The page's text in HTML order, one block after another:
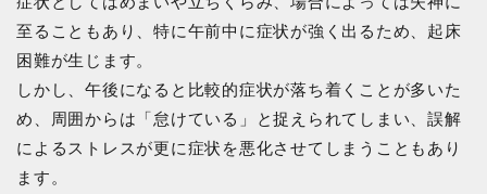
至ることもあり、特に午前中に症状が強く出るため、起床
困難が生じます。
しかし、午後になると比較的症状が落ち着くことが多いた
め、周囲からは「怠けている」と捉えられてしまい、誤解
によるストレスが更に症状を悪化させてしまうこともあり
ます。